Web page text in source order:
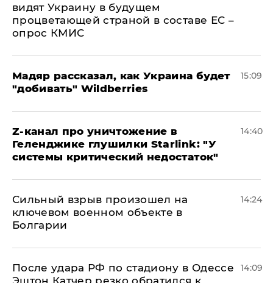
видят Украину в будущем
процветающей страной в составе ЕС –
опрос КМИС
Мадяр рассказал, как Украина будет
"добивать" Wildberries
15:09
Z-канал про уничтожение в
Геленджике глушилки Starlink: "У
системы критический недостаток"
14:40
Сильный взрыв произошел на
ключевом военном объекте в
Болгарии
14:24
После удара РФ по стадиону в Одессе
Эштон Катчер резко обратился к
14:09